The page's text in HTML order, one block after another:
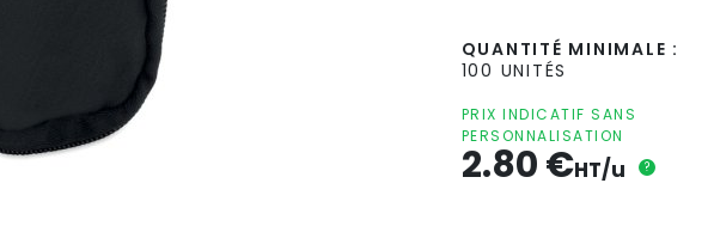
QUANTITÉ MINIMALE :
100 UNITÉS
PRIX INDICATIF SANS
PERSONNALISATION
2.80€HT/u ?